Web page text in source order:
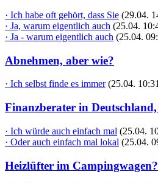
· Ich habe oft gehört, dass Sie (29.04.
· Ja, warum eigentlich auch (25.04.
· Ja - warum eigentlich auch (25.04.
Abnehmen, aber wie?
· Ich selbst finde es immer (25.04.
Finanzberater in
· Ich würde auch einfach mal (25.04.
· Oder auch einfach mal lokal (25.04.
Heizlüfter im Campingwagen?